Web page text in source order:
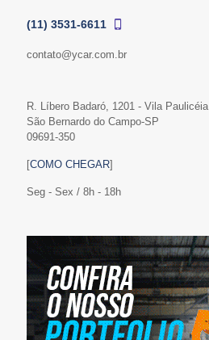
(11) 3531-6611
contato@ycar.com.br
R. Líbero Badaró, 1201 - Vila Paulicéia
São Bernardo do Campo-SP
09691-350
[COMO CHEGAR]
Seg - Sex / 8h - 18h